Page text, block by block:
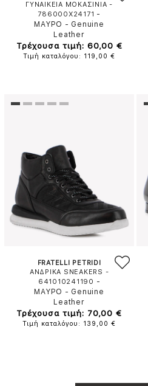
ΓΥΝΑΙΚΕΙΑ ΜΟΚΑΣΙΝΙΑ -
786000X24171 -
ΜΑΥΡΟ - Genuine
Leather
Τρέχουσα τιμή: 60,00 €
Τιμή καταλόγου: 119,00 €
FRATELLI PETRIDI
ΑΝΔΡΙΚΑ SNEAKERS -
641010241190 -
ΜΑΥΡΟ - Genuine
Leather
Τρέχουσα τιμή: 70,00 €
Τιμή καταλόγου: 139,00 €